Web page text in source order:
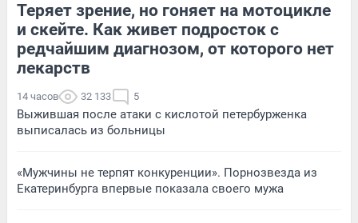
Теряет зрение, но гоняет на мотоцикле
и скейте. Как живет подросток с
редчайшим диагнозом, от которого нет
лекарств
14 часов 32 133 5
Выжившая после атаки с кислотой петербурженка
выписалась из больницы
«Мужчины не терпят конкуренции». Порнозвезда из
Екатеринбурга впервые показала своего мужа